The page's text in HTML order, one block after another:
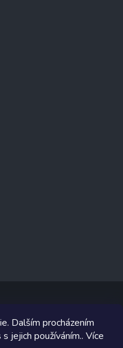
Dalším procházením
jejich používáním.. Více
. Všechna práva vyhrazena.